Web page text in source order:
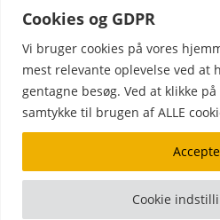
Cookies og GDPR
Vi bruger cookies på vores
mest relevante oplevelse ved
gentagne besøg. Ved at klikke
samtykke til brugen af ALLE
Cookie
Kopiering fra denne hjemmeside må
eller virksomheder, der har indgået
Tekst & Node, og kun indenfor de
copyright© 2017 - 2026
+45 45